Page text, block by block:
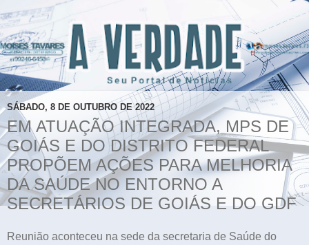
SÁBADO, 8 DE OUTUBRO DE 2022
EM ATUAÇÃO INTEGRADA, MPS DE
GOIÁS E DO DISTRITO FEDERAL
PROPÕEM AÇÕES PARA MELHORIA
DA SAÚDE NO ENTORNO A
SECRETÁRIOS DE GOIÁS E DO GDF
Reunião aconteceu na sede da secretaria de Saúde do